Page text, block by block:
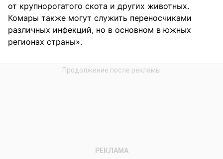
от крупнорогатого скота и других животных.
Комары также могут служить переносчиками
различных инфекций, но в основном в южных
регионах страны».